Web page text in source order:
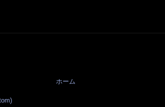
ホーム